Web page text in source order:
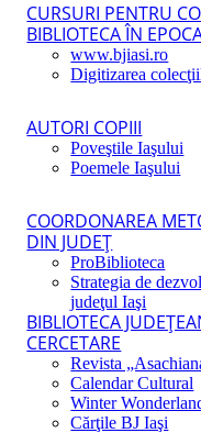
CURSURI PENTRU
BIBLIOTECA ÎN
www.bjiasi.ro
Digitizarea
AUTORI COPIII
Poveştile Iaşului
Poemele Iaşului
COORDONAREA
DIN JUDEŢ
ProBiblioteca
Strategia de
judeţul Iaşi
BIBLIOTECA
CERCETARE
Revista
Calendar Cultural
Winter
Cărţile BJ Iaşi